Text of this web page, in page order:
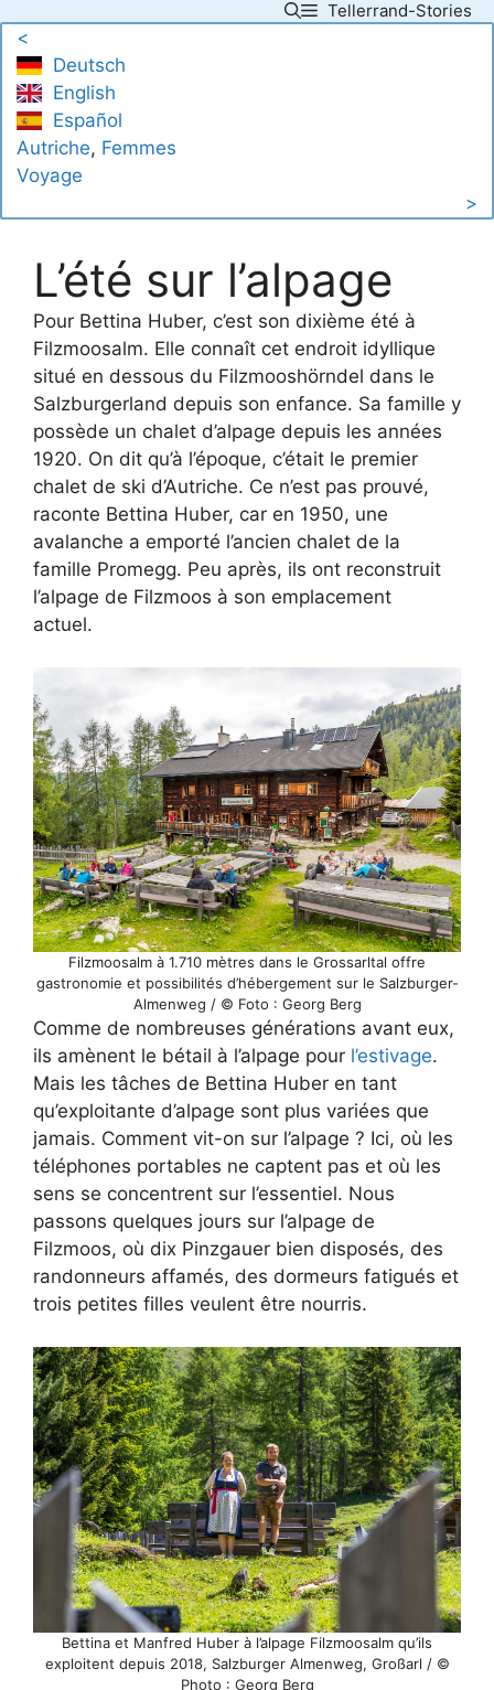
content
Tellerrand-Stories
<
Deutsch
English
Español
Autriche, Femmes
Voyage
>
L’été sur l’alpage
Pour Bettina Huber, c’est son dixième été à
Filzmoosalm. Elle connaît cet endroit idyllique
situé en dessous du Filzmooshörndel dans le
Salzburgerland depuis son enfance. Sa famille y
possède un chalet d’alpage depuis les années
1920. On dit qu’à l’époque, c’était le premier
chalet de ski d’Autriche. Ce n’est pas prouvé,
raconte Bettina Huber, car en 1950, une
avalanche a emporté l’ancien chalet de la
famille Promegg. Peu après, ils ont reconstruit
l’alpage de Filzmoos à son emplacement
actuel.
Filzmoosalm à 1.710 mètres dans le Grossarltal offre
gastronomie et possibilités d’hébergement sur le Salzburger-
Almenweg / © Foto : Georg Berg
Comme de nombreuses générations avant eux,
ils amènent le bétail à l’alpage pour l’estivage.
Mais les tâches de Bettina Huber en tant
qu’exploitante d’alpage sont plus variées que
jamais. Comment vit-on sur l’alpage ? Ici, où les
téléphones portables ne captent pas et où les
sens se concentrent sur l’essentiel. Nous
passons quelques jours sur l’alpage de
Filzmoos, où dix Pinzgauer bien disposés, des
randonneurs affamés, des dormeurs fatigués et
trois petites filles veulent être nourris.
Bettina et Manfred Huber à l’alpage Filzmoosalm qu’ils
exploitent depuis 2018, Salzburger Almenweg, Großarl / ©
Photo : Georg Berg